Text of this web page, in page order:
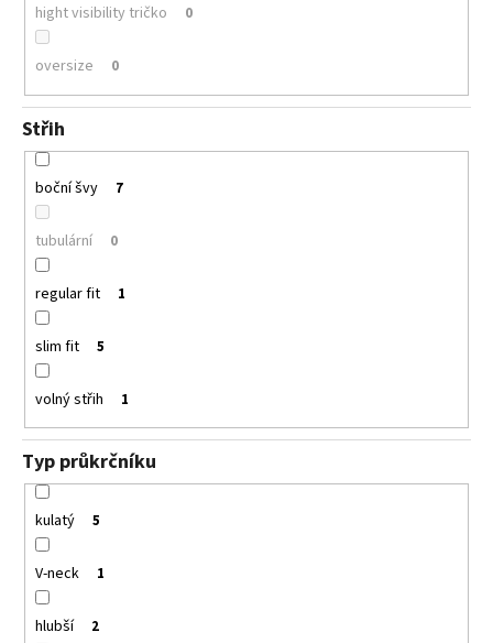
hight visibility tričko 0
oversize 0
Střih
boční švy 7
tubulární 0
regular fit 1
slim fit 5
volný střih 1
Typ průkrčníku
kulatý 5
V-neck 1
hlubší 2